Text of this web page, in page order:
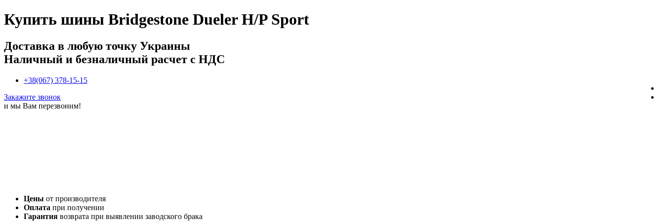
Купить шины Bridgestone Dueler H/P Sport
Доставка в любую точку Украины
Наличный и безналичный расчет с НДС
+38(067) 378-15-15
Закажите звонок
и мы Вам перезвоним!
Цены от производителя
Оплата при получении
Гарантия возврата при выявлении заводского брака